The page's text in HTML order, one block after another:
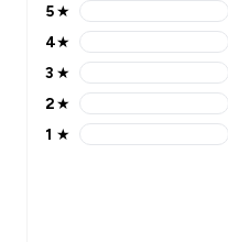
5 stars rating 0 reviews
5★
4 stars rating 1 reviews
4★
3 stars rating 0 reviews
3 ★
2 stars rating 1 reviews
2★
1 stars rating 1 reviews
1 ★